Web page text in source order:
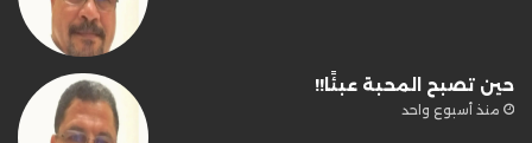
حين تصبح المحبة عبئًا!!
منذ أسبوع واحد